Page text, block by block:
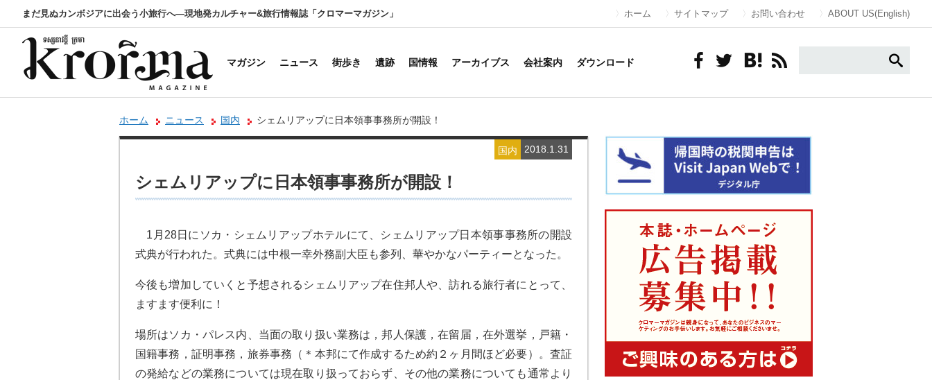
まだ見ぬカンボジアに出会う小旅行へ―現地発カルチャー&旅行情報誌「クロマーマガジン」 ホーム サイトマップ お問い合わせ ABOUT US(English)
マガジン ニュース 街歩き 遺跡 国情報 アーカイブス 会社案内 ダウンロード
ホーム ニュース 国内 シェムリアップに日本領事事務所が開設！
2018.1.31
国内
シェムリアップに日本領事事務所が開設！
1月28日にソカ・シェムリアップホテルにて、シェムリアップ日本領事事務所の開設
式典が行われた。式典には中根一幸外務副大臣も参列、華やかなパーティーとなった。
今後も増加していくと予想されるシェムリアップ在住邦人や、訪れる旅行者にとって、
ますます便利に！
場所はソカ・パレス内、当面の取り扱い業務は，邦人保護，在留届，在外選挙，戸籍・
国籍事務，証明事務，旅券事務（＊本邦にて作成するため約２ヶ月間ほど必要）。査証
の発給などの業務については現在取り扱っておらず、その他の業務についても通常より